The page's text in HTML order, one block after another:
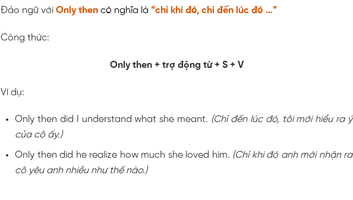
Đảo ngữ với Only then có nghĩa là “chỉ khi đó, chỉ đến lúc đó …”
Công thức:
Only then + trợ động từ + S + V
Ví dụ:
Only then did I understand what she meant. (Chỉ đến lúc đó, tôi mới hiểu ra ý
của cô ấy.)
Only then did he realize how much she loved him. (Chỉ khi đó anh mới nhận ra
cô yêu anh nhiều như thế nào.)